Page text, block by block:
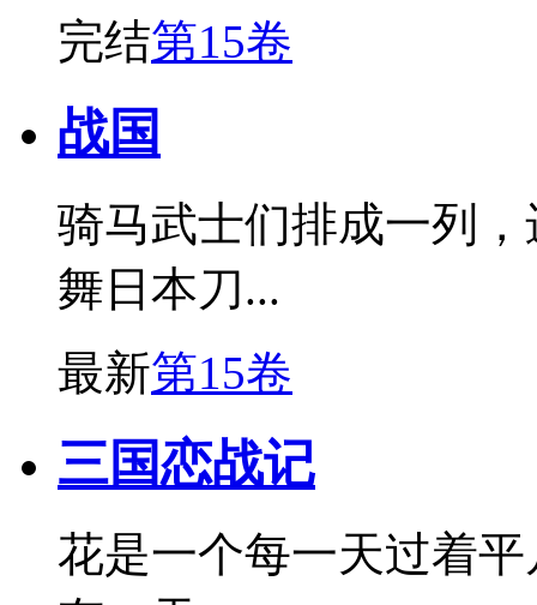
完结第15卷
战国
骑马武士们排成一列
舞日本刀...
最新第15卷
三国恋战记
花是一个每一天过